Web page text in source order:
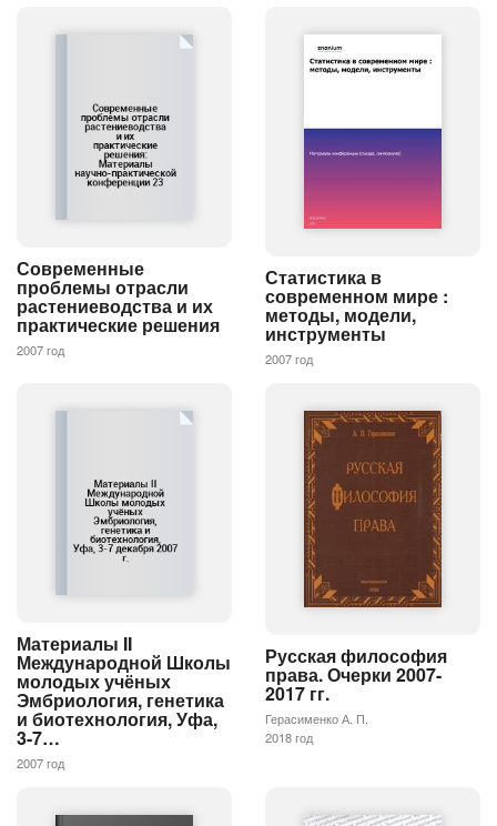
Современные
проблемы отрасли
растениеводства и их
практические решения
2007 год
Статистика в
современном мире :
методы, модели,
инструменты
2007 год
Материалы II
Международной Школы
молодых учёных
Эмбриология, генетика
и биотехнология, Уфа,
3-7…
2007 год
Русская философия
права. Очерки 2007-
2017 гг.
Герасименко А. П.
2018 год